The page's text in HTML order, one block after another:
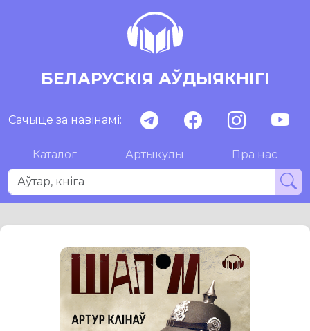
БЕЛАРУСКІЯ АЎДЫЯКНІГІ
Сачыце за навінамі:
Каталог Артыкулы Пра нас